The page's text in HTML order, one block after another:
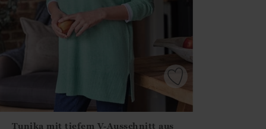
Tunika mit tiefem V-Ausschnitt aus